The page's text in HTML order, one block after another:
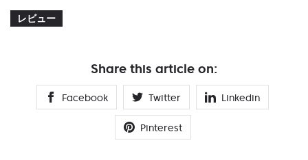
レビュー
Share this article on:
Facebook Twitter Linkedin
Pinterest